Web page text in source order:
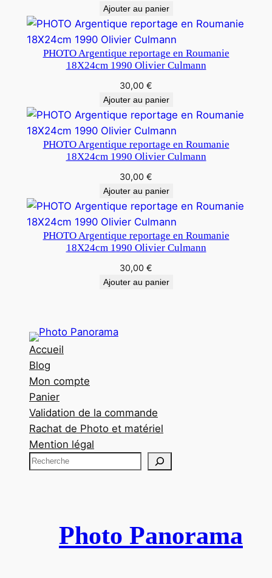
Ajouter au panier
PHOTO Argentique reportage en Roumanie
18X24cm 1990 Olivier Culmann
30,00 €
Ajouter au panier
PHOTO Argentique reportage en Roumanie
18X24cm 1990 Olivier Culmann
30,00 €
Ajouter au panier
PHOTO Argentique reportage en Roumanie
18X24cm 1990 Olivier Culmann
30,00 €
Ajouter au panier
Accueil
Blog
Mon compte
Panier
Validation de la commande
Rachat de Photo et matériel
Mention légal
R
Photo Panorama